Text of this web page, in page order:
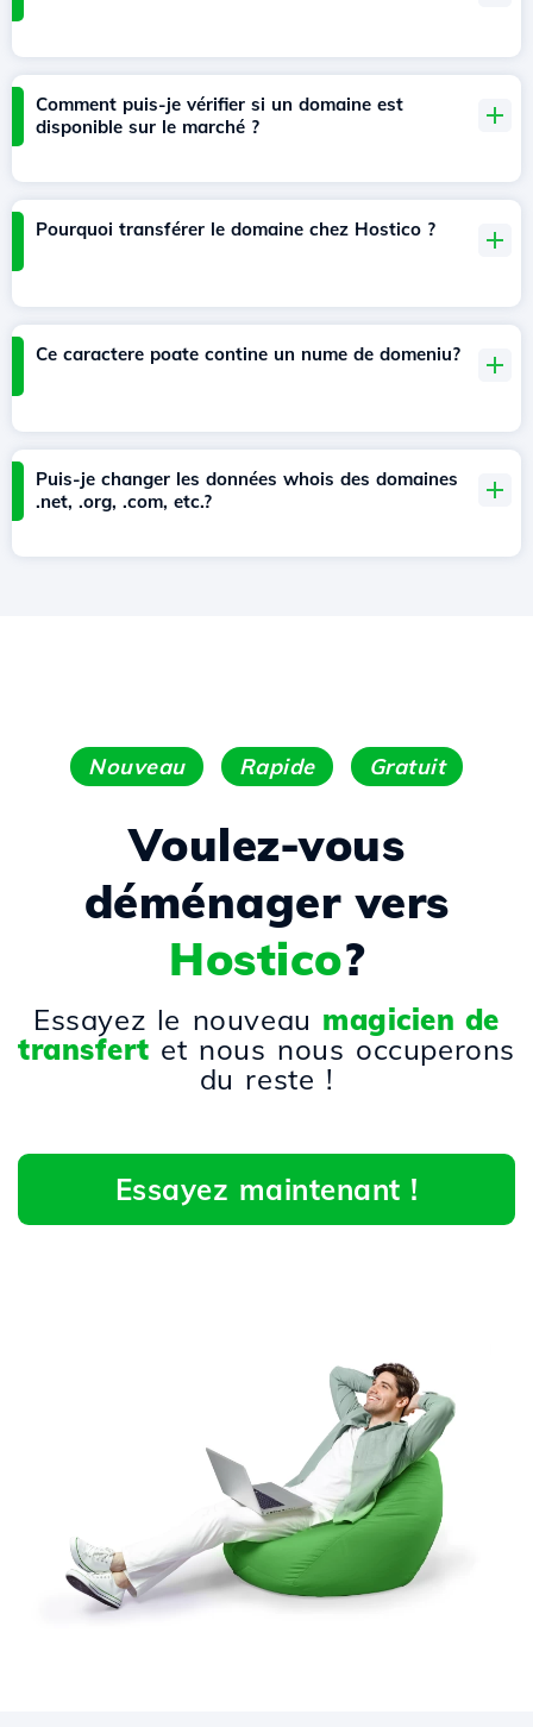
Comment puis-je vérifier si un domaine est
disponible sur le marché ?
Pourquoi transférer le domaine chez Hostico ?
Ce caractere poate contine un nume de domeniu?
Puis-je changer les données whois des domaines
.net, .org, .com, etc.?
Nouveau Rapide Gratuit
Voulez-vous
déménager vers
Hostico?
Essayez le nouveau magicien de
transfert et nous nous occuperons
du reste !
Essayez maintenant !